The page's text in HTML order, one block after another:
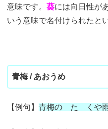
意味です。葵には向日性が
いう意味で名付けられたと
青梅 / あおうめ
【例句】青梅の たゝくや